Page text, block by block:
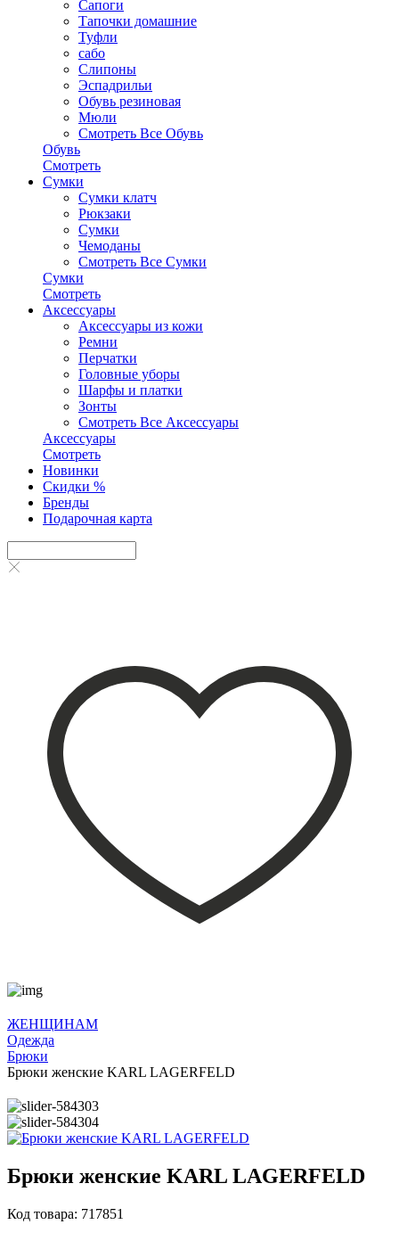
Сапоги
Тапочки домашние
Туфли
сабо
Слипоны
Эспадрильи
Обувь резиновая
Мюли
Смотреть Все Обувь
Обувь
Смотреть
Сумки
Сумки клатч
Рюкзаки
Сумки
Чемоданы
Смотреть Все Сумки
Сумки
Смотреть
Аксессуары
Аксессуары из кожи
Ремни
Перчатки
Головные уборы
Шарфы и платки
Зонты
Смотреть Все Аксессуары
Аксессуары
Смотреть
Новинки
Скидки %
Бренды
Подарочная карта
ЖЕНЩИНАМ
Одежда
Брюки
Брюки женские KARL LAGERFELD
Брюки женские KARL LAGERFELD
Код товара: 717851